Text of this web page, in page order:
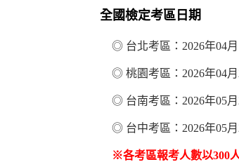
全國檢定考區日期
◎ 台北考區： 2026年04
◎ 桃園考區： 2026年04
◎ 台南考區： 2026年05
◎ 台中考區： 2026年05
※各考區報考人數以300